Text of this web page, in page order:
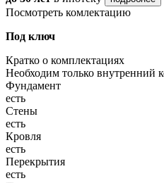
Посмотреть комлектацию
Под ключ
Кратко о комплектациях
Необходим только внутренний
Фундамент
есть
Стены
есть
Кровля
есть
Перекрытия
есть